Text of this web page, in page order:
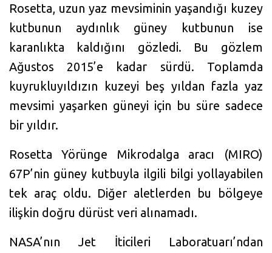
Rosetta, uzun yaz mevsiminin yaşandığı kuzey
kutbunun aydınlık güney kutbunun ise
karanlıkta kaldığını gözledi. Bu gözlem
Ağustos 2015’e kadar sürdü. Toplamda
kuyrukluyıldızın kuzeyi beş yıldan fazla yaz
mevsimi yaşarken güneyi için bu süre sadece
bir yıldır.
Rosetta Yörünge Mikrodalga aracı (MIRO)
67P’nin güney kutbuyla ilgili bilgi yollayabilen
tek araç oldu. Diğer aletlerden bu bölgeye
ilişkin doğru dürüst veri alınamadı.
NASA’nın Jet İticileri Laboratuarı’ndan